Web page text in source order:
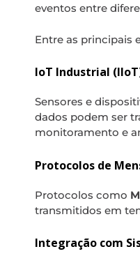
eventos entre
Entre as principais
IoT Industrial
Sensores e
dados podem ser
monitoramento e
Protocolos de
Protocolos como
transmitidos em
Integração com